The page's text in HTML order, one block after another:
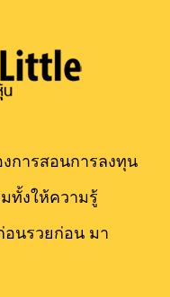
การสอนการลงทุน
ทั้งให้ความรู้
อนรวยก่อน มา